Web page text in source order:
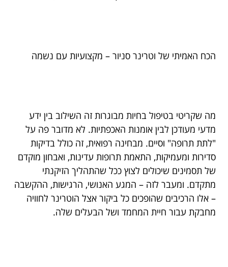
הכח האמיתי של וטרינר סניור – מקצועיות עם נשמה
מה שקריטי בטיפול בחיות מבוגרות זה השילוב בין ידע
מדעי מעודכן לבין אומנות האכפתיות. לא מדובר פה על
"לתת תרופה" וסיים. מבחינה רפואית, זה כולל בדיקות
סדירות ומעמיקות, התאמת תרופות עדינות, ואבחון מוקדם
של תסמינים שיכולים לצוץ ככל שהתהליך הזיקנתי
מתקדם. ומעבר לזה – המגע האנושי, הרגישות, ההקשבה
– אלו הרכיבים שהופכים כל ביקור אצל הוטרינר לחוויה
מחבקת עבור חיית המחמד ושל הבעלים שלה.